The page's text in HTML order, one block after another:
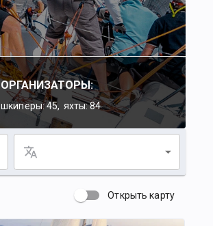
ОРГАНИЗАТОРЫ:
шкиперы: 45, яхты: 84
Открыть карту